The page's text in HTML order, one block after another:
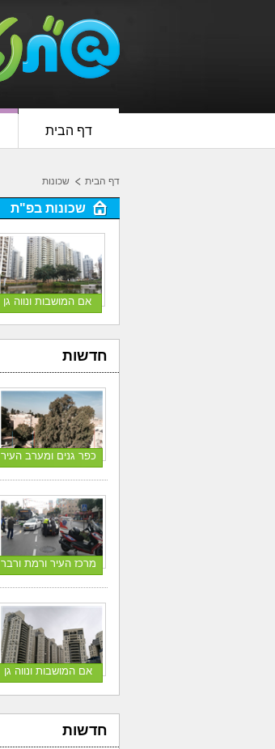
דף הבית
דף הבית שכונות
שכונות בפ"ת
אם המושבות ונווה גן
חדשות
כפר גנים ומערב העיר
מרכז העיר ורמת ורבר
אם המושבות ונווה גן
חדשות